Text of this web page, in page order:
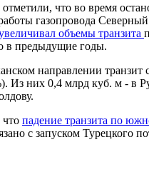
что во время
газопровода
объемы транзита
в предыдущие годы.
направлении транзит
Из них 0,4 млрд куб. м - в
что падение транзита по
с запуском Турецкого